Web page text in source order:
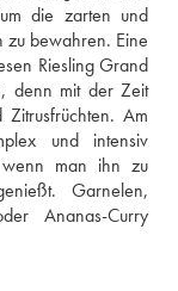
die zarten und
zu bewahren. Eine
Riesling Grand
denn mit der Zeit
Am
und intensiv
man ihn zu
Garnelen,
Ananas-Curry